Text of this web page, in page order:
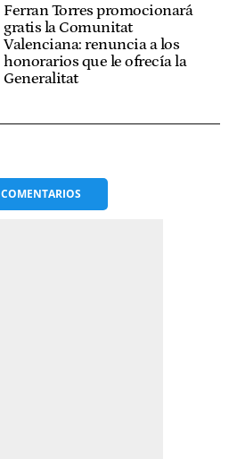
Ferran Torres promocionará
gratis la Comunitat
Valenciana: renuncia a los
honorarios que le ofrecía la
Generalitat
COMENTARIOS